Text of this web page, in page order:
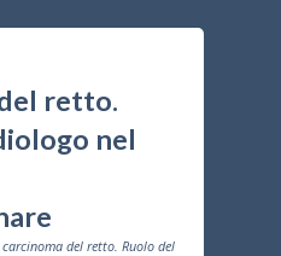
retto.
nel
del retto. Ruolo del